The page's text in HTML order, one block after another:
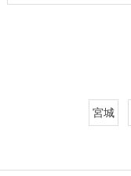
宮城